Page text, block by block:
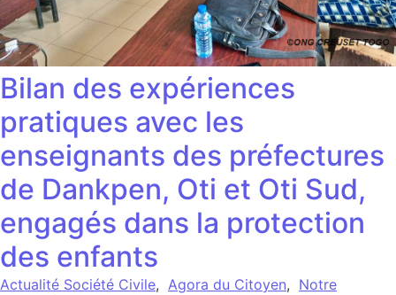
Bilan des expériences
pratiques avec les
enseignants des préfectures
de Dankpen, Oti et Oti Sud,
engagés dans la protection
des enfants
Actualité Société Civile, Agora du Citoyen, Notre